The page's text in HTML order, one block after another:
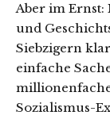
Aber im
und
Siebzigern
einfache
Sozialismus-